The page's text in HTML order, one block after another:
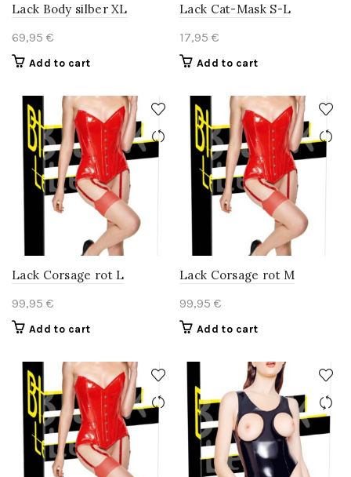
Lack Body silber XL
69,95 €
Add to cart
Lack Cat-Mask S-L
17,95 €
Add to cart
Lack Corsage rot L
99,95 €
Add to cart
Lack Corsage rot M
99,95 €
Add to cart